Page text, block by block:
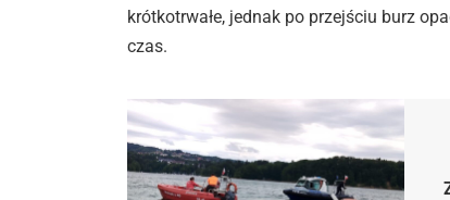
krótkotrwałe, jednak po przejściu burz
czas.